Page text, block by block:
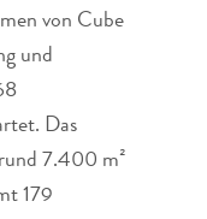
von Cube
und
Das
7.400 m²
179